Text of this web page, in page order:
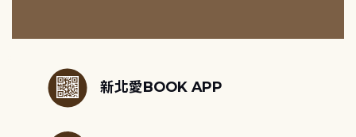
新北愛BOOK APP